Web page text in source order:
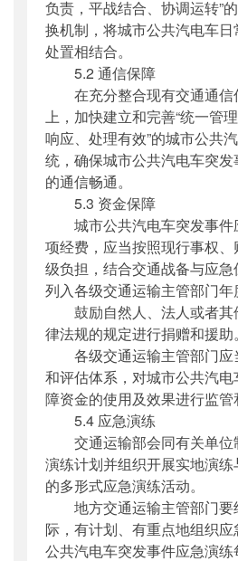
负责，平战结合、协调运转”
换机制，将城市公共汽电车
处置相结合。
5.2 通信保障
在充分整合现有交通通信
上，加快建立和完善“统一管
响应、处理有效”的城市公共
统，确保城市公共汽电车突
的通信畅通。
5.3 资金保障
城市公共汽电车突发事件
项经费，应当按照现行事权
级负担，结合交通战备与应
列入各级交通运输主管部门年
鼓励自然人、法人或者其
律法规的规定进行捐赠和援助。
各级交通运输主管部门应
和评估体系，对城市公共汽
障资金的使用及效果进行监管
5.4 应急演练
交通运输部会同有关单位
演练计划并组织开展实地演
的多形式应急演练活动。
地方交通运输主管部门要
际，有计划、有重点地组织
公共汽电车突发事件应急演